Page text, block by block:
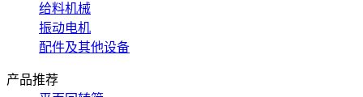
给料机械
振动电机
配件及其他设备
产品推荐